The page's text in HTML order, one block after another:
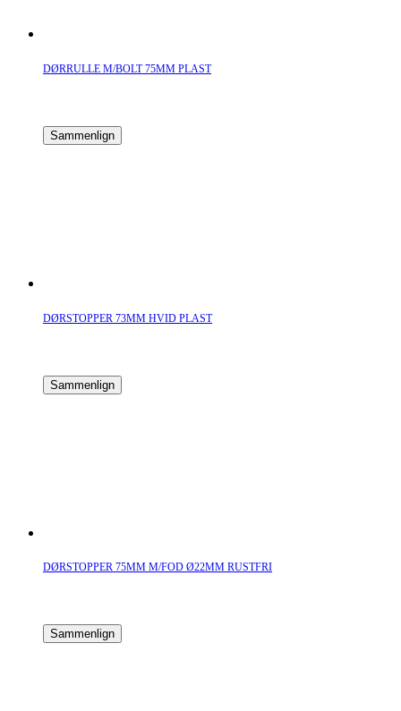
DØRRULLE M/BOLT 75MM PLAST
Sammenlign
DØRSTOPPER 73MM HVID PLAST
Sammenlign
DØRSTOPPER 75MM M/FOD Ø22MM RUSTFRI
Sammenlign